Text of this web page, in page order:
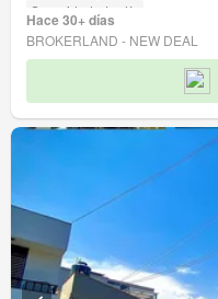
Seguridad
Jardín
Hace 30+ días
BROKERLAND - NEW DEAL